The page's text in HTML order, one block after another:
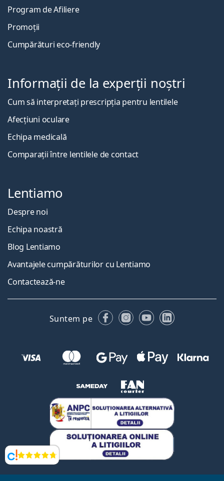
Opinii
Program de Afiliere
Promoții
Cumpărături eco-friendly
Informații de la experții noștri
Cum să interpretați prescripția pentru lentilele
Afecțiuni oculare
Echipa medicală
Comparații între lentilele de contact
Lentiamo
Despre noi
Echipa noastră
Blog Lentiamo
Avantajele cumpărăturilor cu Lentiamo
Contactează-ne
Suntem pe FacebookInstagram
YouTubeLinkedIn